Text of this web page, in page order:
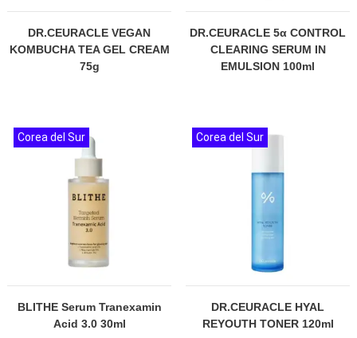
DR.CEURACLE VEGAN
KOMBUCHA TEA GEL CREAM
75g
DR.CEURACLE 5α CONTROL
CLEARING SERUM IN
EMULSION 100ml
BLITHE Serum Tranexamin
Acid 3.0 30ml
Corea del Sur
DR.CEURACLE HYAL
REYOUTH TONER 120ml
Corea del Sur